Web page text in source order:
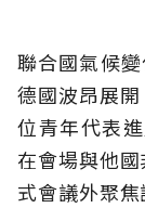
聯合國氣候
德國波昂展開
位青年代表
在會場與他
式會議外聚